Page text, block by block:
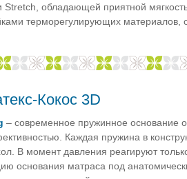
Stretch, обладающей приятной
терморегулирующих
Кокос 3D
– современное пружинное основание
Каждая пружина в
В момент давления реагируют
основания матраса под